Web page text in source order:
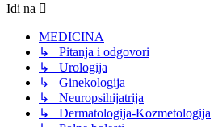
Idi na
MEDICINA
↳ Pitanja i odgovori
↳ Urologija
↳ Ginekologija
↳ Neuropsihijatrija
↳ Dermatologija-Kozmetologija